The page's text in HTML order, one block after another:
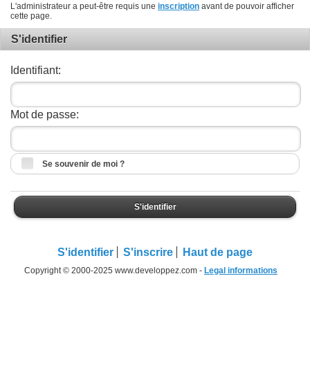
L'administrateur a peut-être requis une inscription avant de pouvoir afficher
cette page.
S'identifier
Identifiant:
Mot de passe:
Se souvenir de moi ?
S'identifier
S'identifier S'inscrire Haut de page
Copyright © 2000-2025 www.developpez.com - Legal informations